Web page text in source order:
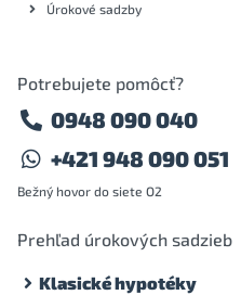
Úrokové sadzby
Potrebujete pomôcť?
0948 090 040
+421 948 090 051
Bežný hovor do siete O2
Prehľad úrokových sadzieb
Klasické hypotéky